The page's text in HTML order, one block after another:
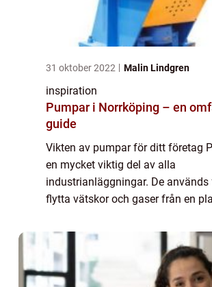
31 oktober 2022 Malin Lindgren
inspiration
Pumpar i Norrköping – en
guide
Vikten av pumpar för ditt företag
en mycket viktig del av alla
industrianläggningar. De
flytta vätskor och gaser från en
storlekar och former. I den här
kommer vi att...